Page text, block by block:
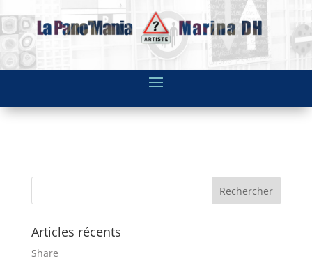
Articles récents
Share